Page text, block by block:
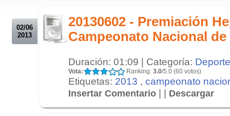
02/06
2013
20130602 - Premiación
Campeonato Nacional de
Duración: 01:09 | Categoría:
Vota: Ranking: 3.0/5.0 (60 votos)
Etiquetas: 2013 , campeonato
Insertar Comentario | | Descargar